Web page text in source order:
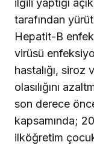
ilgili yaptığı
tarafından
Hepatit-B
virüsü
hastalığı,
olasılığını
son derece
kapsamında;
ilköğretim